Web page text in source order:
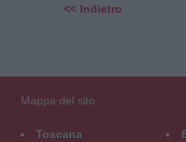
<< Indietro
Mappa del sito
Toscana